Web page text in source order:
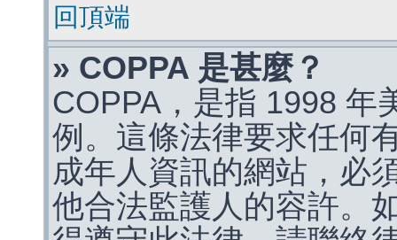
回頂端
» COPPA 是甚麼？
COPPA，是指 1998 年
例。這條法律要求任何
成年人資訊的網站，必
他合法監護人的容許。